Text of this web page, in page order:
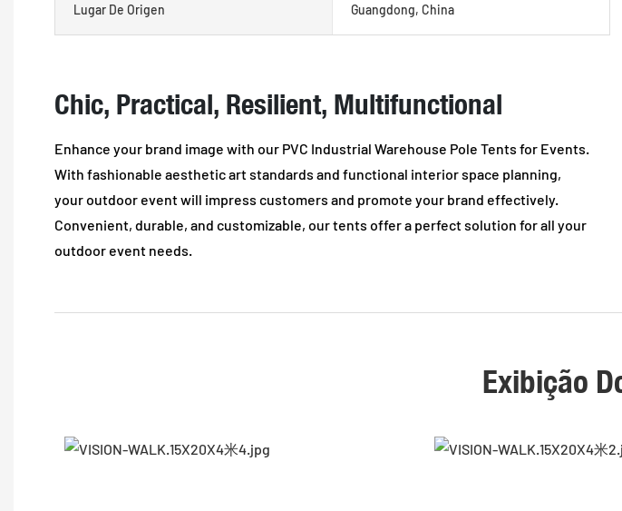
Lugar De Origen Guangdong, China
Chic, Practical, Resilient, Multifunctional
Enhance your brand image with our PVC Industrial Warehouse Pole Tents for Events.
With fashionable aesthetic art standards and functional interior space planning,
your outdoor event will impress customers and promote your brand effectively.
Convenient, durable, and customizable, our tents offer a perfect solution for all your
outdoor event needs.
Exibição